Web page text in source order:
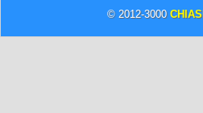
© 2012-3000